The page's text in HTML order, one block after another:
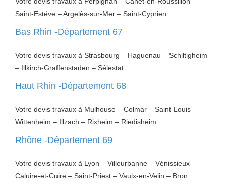
Saint-Estéve – Argelès-sur-Mer – Saint-Cyprien
Bas Rhin -Département 67
Votre devis travaux à Strasbourg – Haguenau – Schiltigheim
– Illkirch-Graffenstaden – Sélestat
Haut Rhin -Département 68
Votre devis travaux à Mulhouse – Colmar – Saint-Louis –
Wittenheim – Illzach – Rixheim – Riedisheim
Rhône -Département 69
Votre devis travaux à Lyon – Villeurbanne – Vénissieux –
Caluire-et-Cuire – Saint-Priest – Vaulx-en-Velin – Bron